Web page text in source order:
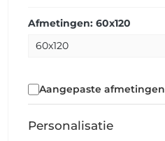
Afmetingen: 60x120
Aangepaste afmetingen
Personalisatie